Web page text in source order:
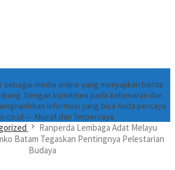
sebagai media online yang menyajikan berita
Dengan komitmen pada kebenaran dan
informasi yang bisa Anda percaya
— Akurat dan Terpercaya.
Ranperda Lembaga Adat Melayu
Batam Tegaskan Pentingnya Pelestarian
Budaya